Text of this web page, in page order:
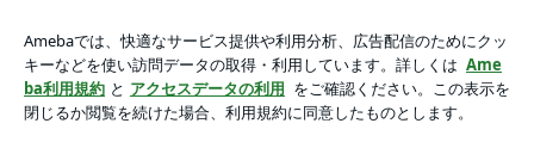
大阪市住之江区
アプリをダウンロードして ブログの更新通知
を受け取りまし
ょう。
開く